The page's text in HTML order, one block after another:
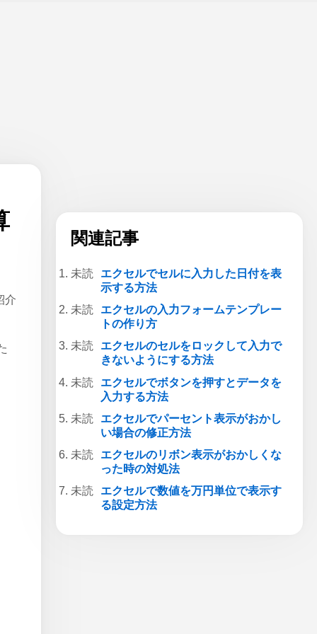
介
関連記事
エクセルでセルに入力した日付を表
示する方法
エクセルの入力フォームテンプレー
トの作り方
エクセルのセルをロックして入力で
きないようにする方法
エクセルでボタンを押すとデータを
入力する方法
エクセルでパーセント表示がおかし
い場合の修正方法
エクセルのリボン表示がおかしくな
った時の対処法
エクセルで数値を万円単位で表示す
る設定方法